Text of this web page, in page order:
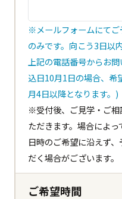
都道府県
市区町村
※メールフォームにて
のみです。向こう3日以
上記の電話番号からお
込日10月1日の場合、希
月4日以降となります。)
※受付後、ご見学・ご
ただきます。場合によ
日時のご希望に沿えず
だく場合がございます。
ご希望時間